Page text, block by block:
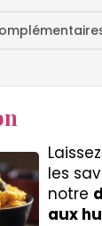
les
notre
aux